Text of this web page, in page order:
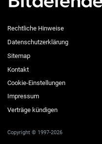
Rechtliche Hinweise
Datenschutzerklärung
Sitemap
Kontakt
Cookie-Einstellungen
Impressum
Verträge kündigen
Copyright © 1997-2026